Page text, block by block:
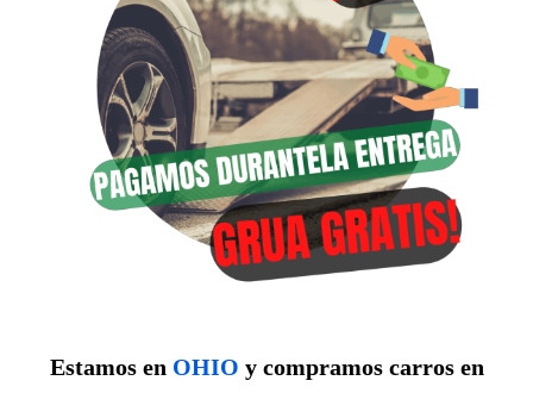
Estamos en OHIO y compramos carros en